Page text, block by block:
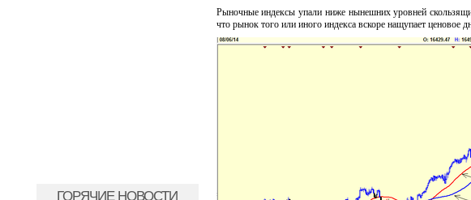
ГОРЯЧИЕ НОВОСТИ
Рыночные индексы упали ниже нынешних уровней
что рынок того или иного индекса вскоре нащупает ценовое